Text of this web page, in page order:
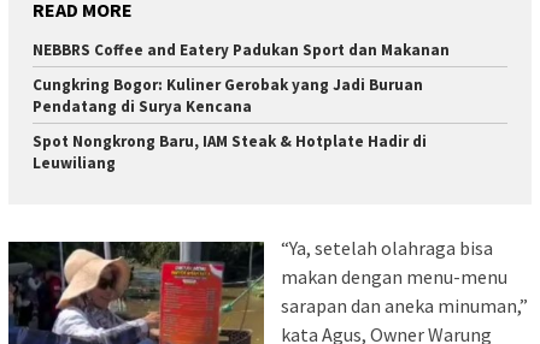
READ MORE
NEBBRS Coffee and Eatery Padukan Sport dan Makanan
Cungkring Bogor: Kuliner Gerobak yang Jadi Buruan
Pendatang di Surya Kencana
Spot Nongkrong Baru, IAM Steak & Hotplate Hadir di
Leuwiliang
“Ya, setelah olahraga bisa
makan dengan menu-menu
sarapan dan aneka minuman,”
kata Agus, Owner Warung